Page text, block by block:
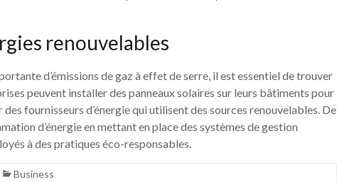
renouvelables
d’émissions de gaz à effet de serre, il est essentiel de trouver
peuvent installer des panneaux solaires sur leurs bâtiments pour
fournisseurs d’énergie qui utilisent des sources renouvelables. De
d’énergie en mettant en place des systèmes de gestion
à des pratiques éco-responsables.
Business